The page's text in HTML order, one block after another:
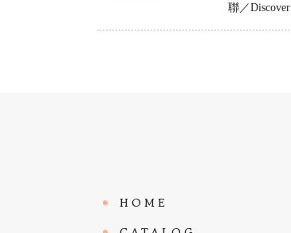
聯／Discover
HOME